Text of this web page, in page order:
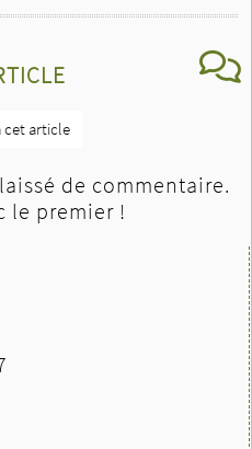
cet article
de commentaire.
le premier !